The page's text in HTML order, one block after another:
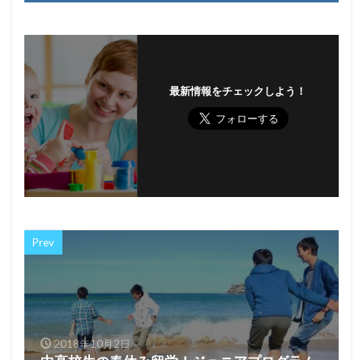
最新情報をチェックしよう！
Prev
2018年10月2日